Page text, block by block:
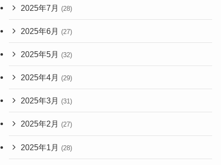
2025年7月 (28)
2025年6月 (27)
2025年5月 (32)
2025年4月 (29)
2025年3月 (31)
2025年2月 (27)
2025年1月 (28)